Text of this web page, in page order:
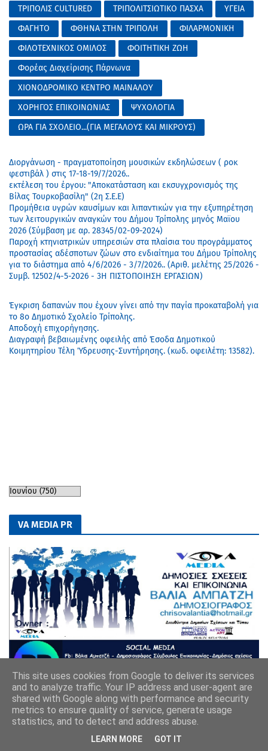
ΤΡΙΠΟΛΙΣ CULTURED
ΤΡΙΠΟΛΙΤΣΙΩΤΙΚΟ ΠΑΣΧΑ
ΥΓΕΙΑ
ΦΑΓΗΤΟ
ΦΘΗΝΑ ΣΤΗΝ ΤΡΙΠΟΛΗ
ΦΙΛΑΡΜΟΝΙΚΗ
ΦΙΛΟΤΕΧΝΙΚΟΣ ΟΜΙΛΟΣ
ΦΟΙΤΗΤΙΚΗ ΖΩΗ
Φορέας Διαχείρισης Πάρνωνα
ΧΙΟΝΟΔΡΟΜΙΚΟ ΚΕΝΤΡΟ ΜΑΙΝΑΛΟΥ
ΧΟΡΗΓΟΣ ΕΠΙΚΟΙΝΩΝΙΑΣ
ΨΥΧΟΛΟΓΙΑ
ΩΡΑ ΓΙΑ ΣΧΟΛΕΙΟ...(ΓΙΑ ΜΕΓΑΛΟΥΣ ΚΑΙ ΜΙΚΡΟΥΣ)
Διοργάνωση - πραγματοποίηση μουσικών εκδηλώσεων ( ροκ
φεστιβάλ ) στις 17-18-19/7/2026..
εκτέλεση του έργου: "Αποκατάσταση και εκσυγχρονισμός της
Βίλας Τουρκοβασίλη" (2η Σ.Ε.Ε)
Προμήθεια υγρών καυσίμων και λιπαντικών για την εξυπηρέτηση
των λειτουργικών αναγκών του Δήμου Τρίπολης μηνός Μαϊου
2026 (Σύμβαση με αρ. 28345/02-09-2024)
Παροχή κτηνιατρικών υπηρεσιών στα πλαίσια του προγράμματος
προστασίας αδέσποτων ζώων στο ενδιαίτημα του Δήμου Τρίπολης
για το διάστημα από 4/6/2026 - 3/7/2026.. (Αριθ. μελέτης 25/2026 -
Συμβ. 12502/4-5-2026 - 3Η ΠΙΣΤΟΠΟΙΗΣΗ ΕΡΓΑΣΙΩΝ)
Έγκριση δαπανών που έχουν γίνει από την παγία προκαταβολή για
το 8ο Δημοτικό Σχολείο Τρίπολης.
Αποδοχή επιχορήγησης.
Διαγραφή βεβαιωμένης οφειλής από Έσοδα Δημοτικού
Κοιμητηρίου Τέλη Ύδρευσης-Συντήρησης. (κωδ. οφειλέτη: 13582).
VA MEDIA PR
This site uses cookies from Google to deliver its services
and to analyze traffic. Your IP address and user-agent are
shared with Google along with performance and security
metrics to ensure quality of service, generate usage
statistics, and to detect and address abuse.
LEARN MORE GOT IT